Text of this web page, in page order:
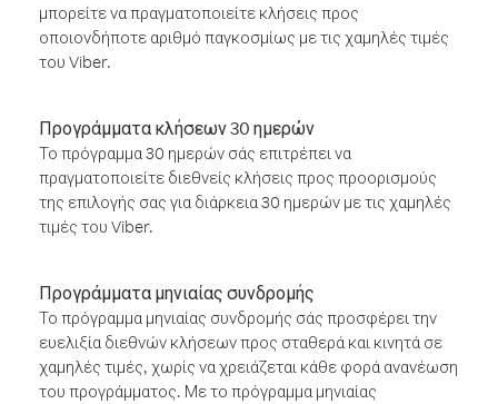
μπορείτε να πραγματοποιείτε κλήσεις προς
οποιονδήποτε αριθμό παγκοσμίως με τις χαμηλές τιμές
του Viber.
Προγράμματα κλήσεων 30 ημερών
Το πρόγραμμα 30 ημερών σάς επιτρέπει να
πραγματοποιείτε διεθνείς κλήσεις προς προορισμούς
της επιλογής σας για διάρκεια 30 ημερών με τις χαμηλές
τιμές του Viber.
Προγράμματα μηνιαίας συνδρομής
Το πρόγραμμα μηνιαίας συνδρομής σάς προσφέρει την
ευελιξία διεθνών κλήσεων προς σταθερά και κινητά σε
χαμηλές τιμές, χωρίς να χρειάζεται κάθε φορά ανανέωση
του προγράμματος. Με το πρόγραμμα μηνιαίας